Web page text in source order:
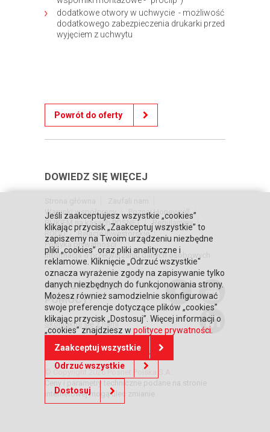
dodatkowe otwory w uchwycie - możliwość
dodatkowego zabezpieczenia drukarki przed
wyjęciem z uchwytu
Powrót do oferty
DOWIEDZ SIĘ WIĘCEJ
Warunki współpracy
Poznaj Honeywell
BLIKIEM na kasach POSNET
Regulaminy
RODO
Relacje inwestorskie
Polityka prywatności
Informacja o przetwarzaniu danych osobowych
POTRZEBUJESZ
POMOCY?
Skontaktuj się z nami
© Copyright 2026 Posnet Polska S.A.
Ceny i parametry techniczne podane na stronie
internetowej mogą ulec zmianie
Jeśli zaakceptujesz wszystkie „cookies”
klikając przycisk „Zaakceptuj wszystkie” to
zapiszemy na Twoim urządzeniu niezbędne
pliki „cookies” oraz pliki analityczne i
reklamowe. Kliknięcie „Odrzuć wszystkie"
oznacza wyrażenie zgody na zapisywanie tylko
danych niezbędnych do funkcjonowania strony.
Możesz również samodzielnie skonfigurować
swoje preferencje dotyczące plików „cookies”
klikając przycisk „Dostosuj”. Więcej informacji o
„cookies” znajdziesz w polityce prywatności
Zaakceptuj wszystkie
Odrzuć wszystkie
Dostosuj